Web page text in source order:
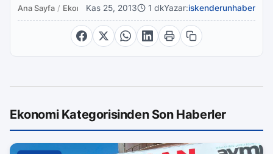
Ana Sayfa / EkonomiKas 25, 2013 1 dkYazar:iskenderunhaber
Ekonomi Kategorisinden Son Haberler